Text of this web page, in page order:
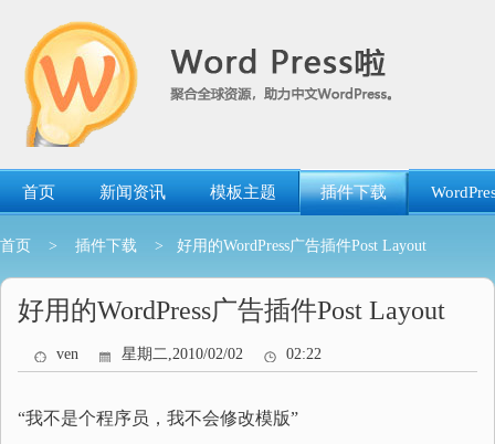
首页 新闻资讯 模板主题 插件下载
首页 > 插件下载 > 好用的WordPress广告插件Post Layout
好用的WordPress广告插件Post Layout
ven 星期二,2010/02/02 02:22
“我不是个程序员，我不会修改模版”